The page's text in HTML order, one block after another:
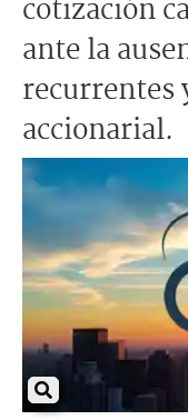
cotización
ante la
recurrentes
accionarial.